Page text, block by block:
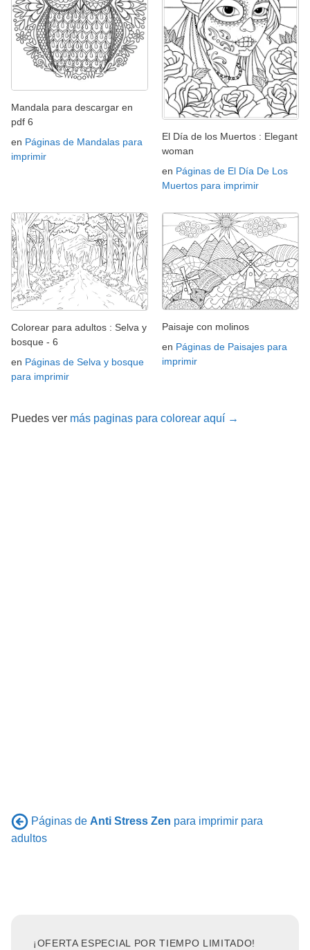
Mandala para descargar en
pdf 6
en Páginas de Mandalas para
imprimir
El Día de los Muertos : Elegant
woman
en Páginas de El Día De Los
Muertos para imprimir
Colorear para adultos : Selva y
bosque - 6
en Páginas de Selva y bosque
para imprimir
Paisaje con molinos
en Páginas de Paisajes para
imprimir
Puedes ver más paginas para colorear aquí →
Páginas de Anti Stress Zen para imprimir para
adultos
¡OFERTA ESPECIAL POR TIEMPO LIMITADO!